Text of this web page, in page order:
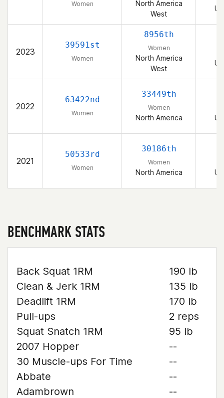
Women
North America
West
2023
39591st
Women
8956th
Women
North America
West
2022
63422nd
Women
33449th
Women
North America
2021
50533rd
Women
30186th
Women
North America
BENCHMARK STATS
Back Squat 1RM
190 lb
Clean & Jerk 1RM
135 lb
Deadlift 1RM
170 lb
Pull-ups
2 reps
Squat Snatch 1RM
95 lb
2007 Hopper
--
30 Muscle-ups For Time
--
Abbate
--
Adambrown
--